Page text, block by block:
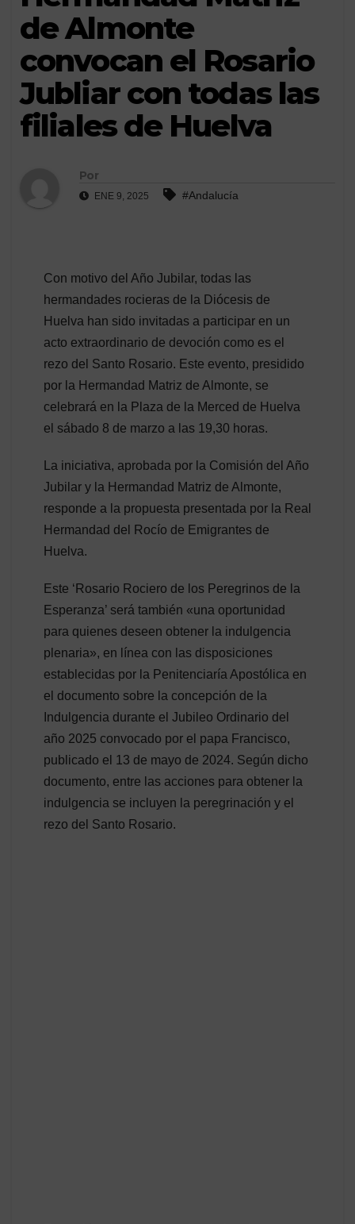
de Almonte
convocan el Rosario
Jubliar con todas las
filiales de Huelva
Por
ENE 9, 2025 #Andalucía
Con motivo del Año Jubilar, todas las
hermandades rocieras de la Diócesis de
Huelva han sido invitadas a participar en un
acto extraordinario de devoción como es el
rezo del Santo Rosario. Este evento, presidido
por la Hermandad Matriz de Almonte, se
celebrará en la Plaza de la Merced de Huelva
el sábado 8 de marzo a las 19,30 horas.
La iniciativa, aprobada por la Comisión del Año
Jubilar y la Hermandad Matriz de Almonte,
responde a la propuesta presentada por la Real
Hermandad del Rocío de Emigrantes de
Huelva.
Este ‘Rosario Rociero de los Peregrinos de la
Esperanza’ será también «una oportunidad
para quienes deseen obtener la indulgencia
plenaria», en línea con las disposiciones
establecidas por la Penitenciaría Apostólica en
el documento sobre la concepción de la
Indulgencia durante el Jubileo Ordinario del
año 2025 convocado por el papa Francisco,
publicado el 13 de mayo de 2024. Según dicho
documento, entre las acciones para obtener la
indulgencia se incluyen la peregrinación y el
rezo del Santo Rosario.